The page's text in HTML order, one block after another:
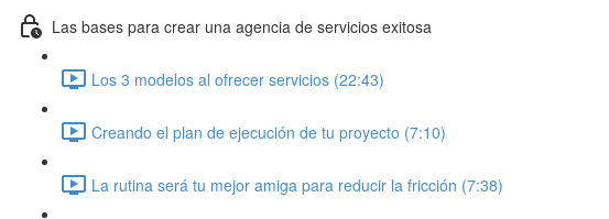
Las bases para crear una agencia de servicios exitosa
Los 3 modelos al ofrecer servicios (22:43)
Creando el plan de ejecución de tu proyecto (7:10)
La rutina será tu mejor amiga para reducir la fricción (7:38)